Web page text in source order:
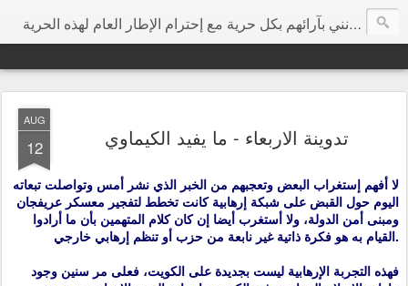
هي مساحة إرتأيت أن تكون مخصصة للتعبير عن الرأي بحرية مطلقة ودون تجريح شخصي، وأتمنى من كل الزوار الكرام أن يفيدونني بآرائهم بكل حرية مع إحترام الإطار العام لهذه الحرية
AUG
12 تدوينة الاربعاء - ما يفيد الكيماوي
لا أفهم إستغراب البعض وتعجبهم من الخبر الذي نشر أمس وتواصلت تبعاته
اليوم حول القبض على شبكة إرهابية كانت تخطط لتفجير معسكر عريفجان
ومبنى أمن الدولة، ولا أستغرب أيضا إن كان كلام المتهمين بأن ما أرادوا
القيام به هو فكرة ذاتية غير نابعة من حزب أو تنظم إرهابي خارجي.
فهذه التجربة الإرهابية ليست بجديدة على الكويت، فعلى مر سنين وجود